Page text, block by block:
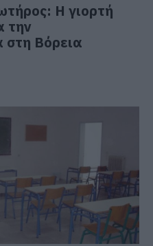
Η γιορτή
την
στη Βόρεια